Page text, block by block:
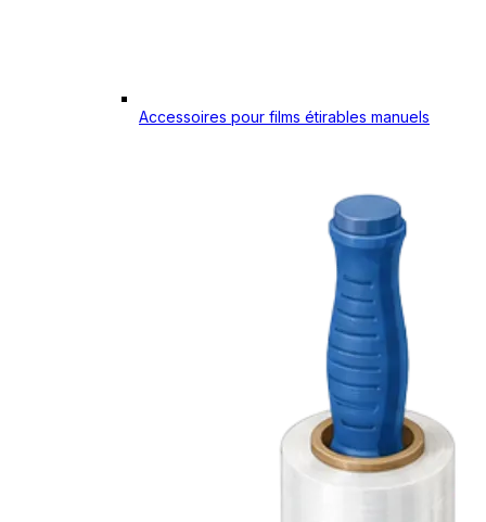
Accessoires pour films étirables manuels